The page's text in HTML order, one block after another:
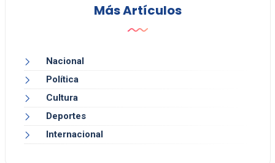
Más Artículos
Nacional
Política
Cultura
Deportes
Internacional